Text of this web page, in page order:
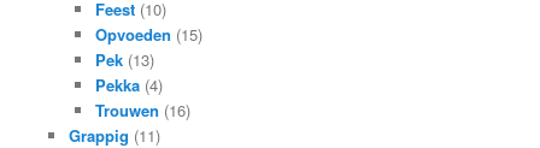
Feest (10)
Opvoeden (15)
Pek (13)
Pekka (4)
Trouwen (16)
Grappig (11)